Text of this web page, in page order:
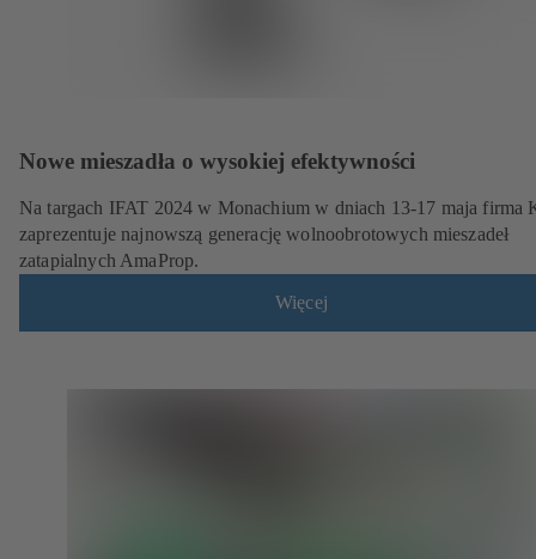
Nowe mieszadła o wysokiej efektywności
Na targach IFAT 2024 w Monachium w dniach 13-17 maja firma
zaprezentuje najnowszą generację wolnoobrotowych mieszadeł
zatapialnych AmaProp.
Więcej